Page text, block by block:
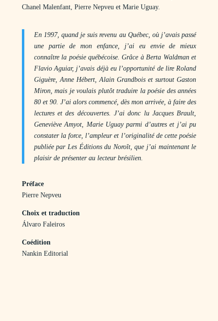
Chanel Malenfant, Pierre Nepveu et Marie Uguay.
En 1997, quand je suis revenu au Québec, où j’avais passé
une partie de mon enfance, j’ai eu envie de mieux
connaître la poésie québécoise. Grâce à Berta Waldman et
Flavio Aguiar, j’avais déjà eu l’opportunité de lire Roland
Giguère, Anne Hébert, Alain Grandbois et surtout Gaston
Miron, mais je voulais plutôt traduire la poésie des années
80 et 90. J’ai alors commencé, dès mon arrivée, à faire des
lectures et des découvertes. J’ai donc lu Jacques Brault,
Geneviève Amyot, Marie Uguay parmi d’autres et j’ai pu
constater la force, l’ampleur et l’originalité de cette poésie
publiée par Les Éditions du Noroît, que j’ai maintenant le
plaisir de présenter au lecteur brésilien.
Préface
Pierre Nepveu
Choix et traduction
Álvaro Faleiros
Coédition
Nankin Editorial